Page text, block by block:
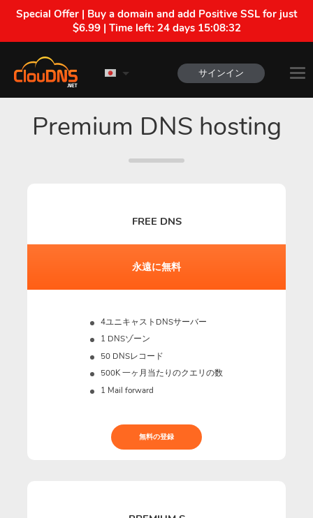
Special Offer | Buy a domain and add Positive SSL for just
$6.99 | Time left: 24 days 15:08:31
サインイン
Premium DNS hosting
FREE DNS
永遠に無料
4ユニキャストDNSサーバー
1 DNSゾーン
50 DNSレコード
500K一ヶ月当たりのクエリの数
1 Mail forward
無料の登録